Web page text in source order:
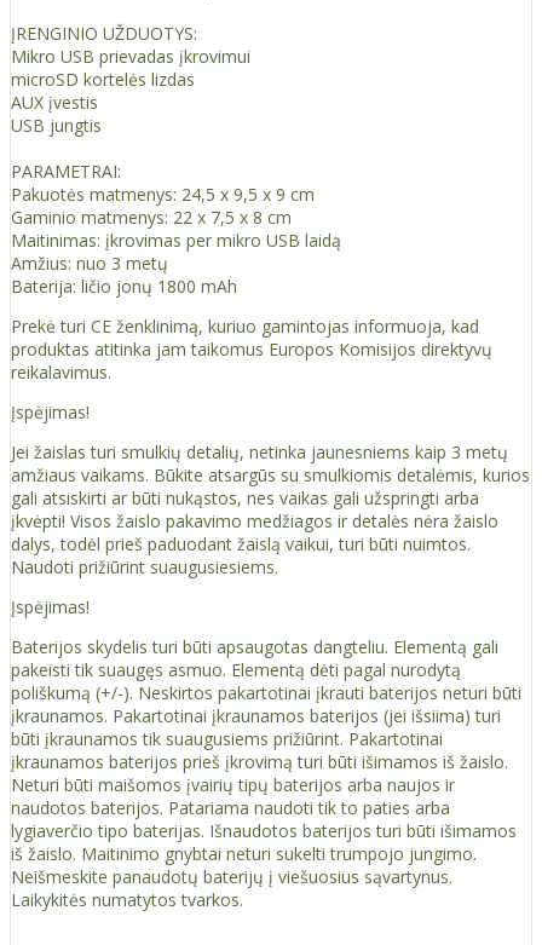
ĮRENGINIO UŽDUOTYS:
Mikro USB prievadas įkrovimui
microSD kortelės lizdas
AUX įvestis
USB jungtis
PARAMETRAI:
Pakuotės matmenys: 24,5 x 9,5 x 9 cm
Gaminio matmenys: 22 x 7,5 x 8 cm
Maitinimas: įkrovimas per mikro USB laidą
Amžius: nuo 3 metų
Baterija: ličio jonų 1800 mAh
Prekė turi CE ženklinimą, kuriuo gamintojas informuoja, kad
produktas atitinka jam taikomus Europos Komisijos direktyvų
reikalavimus.
Įspėjimas!
Jei žaislas turi smulkių detalių, netinka jaunesniems kaip 3 metų
amžiaus vaikams. Būkite atsargūs su smulkiomis detalėmis, kurios
gali atsiskirti ar būti nukąstos, nes vaikas gali užspringti arba
įkvėpti! Visos žaislо pakavimo medžiagos ir detalės nėra žaislo
dalys, todėl prieš paduodant žaislą vaikui, turi būti nuimtos.
Naudoti prižiūrint suaugusiesiems.
Įspėjimas!
Baterijos skydelis turi būti apsaugotas dangteliu. Elementą gali
pakeisti tik suaugęs asmuo. Elementą dėti pagal nurodytą
poliškumą (+/-). Neskirtos pakartotinai įkrauti baterijos neturi būti
įkraunamos. Pakartotinai įkraunamos baterijos (jei išsiima) turi
būti įkraunamos tik suaugusiems prižiūrint. Pakartotinai
įkraunamos baterijos prieš įkrovimą turi būti išimamos iš žaislo.
Neturi būti maišomos įvairių tipų baterijos arba naujos ir
naudotos baterijos. Patariama naudoti tik to paties arba
lygiaverčio tipo baterijas. Išnaudotos baterijos turi būti išimamos
iš žaislo. Maitinimo gnybtai neturi sukelti trumpojo jungimo.
Neišmeskite panaudotų baterijų į viešuosius sąvartynus.
Laikykitės numatytos tvarkos.